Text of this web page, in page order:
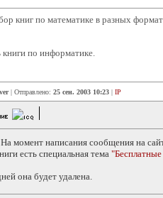
книг по математике в разных
книги по информатике.
| Отправлено: 25 сен. 2003 10:23 | IP
На момент написания сообщения на
есть специальная тема
она будет удалена.